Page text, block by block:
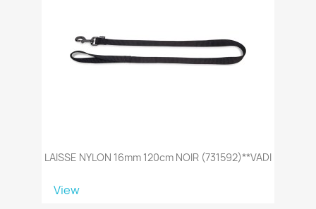
LAISSE NYLON 16mm 120cm NOIR (731592)**VADI
View